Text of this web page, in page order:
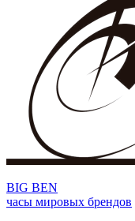
BIG BEN
часы мировых брендов